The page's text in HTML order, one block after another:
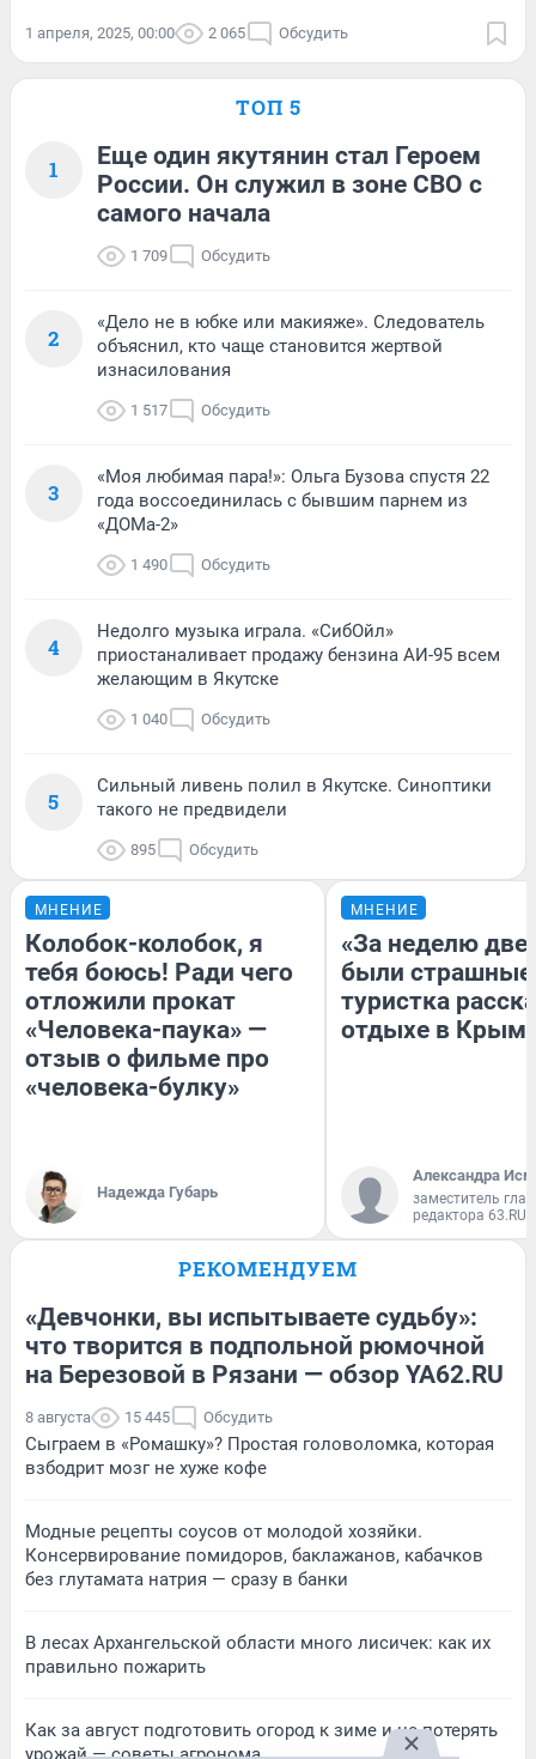
1 апреля, 2025, 00:00 2 065 Обсудить
ТОП 5
1
Еще один якутянин стал Героем
России. Он служил в зоне СВО с
самого начала
1 709 Обсудить
2
«Дело не в юбке или макияже». Следователь
объяснил, кто чаще становится жертвой
изнасилования
1 517 Обсудить
3
«Моя любимая пара!»: Ольга Бузова спустя 22
года воссоединилась с бывшим парнем из
«ДОМа-2»
1 490 Обсудить
4
Недолго музыка играла. «СибОйл»
приостаналивает продажу бензина АИ-95 всем
желающим в Якутске
1 040 Обсудить
5
Сильный ливень полил в Якутске. Синоптики
такого не предвидели
895 Обсудить
МНЕНИЕ
Колобок-колобок, я
тебя боюсь! Ради чего
отложили прокат
«Человека-паука» —
отзыв о фильме про
«человека-булку»
Надежда Губарь
МНЕНИЕ
«За неделю две
были
туристка
отдыхе в
Александра
заместитель
редактора 63.RU
РЕКОМЕНДУЕМ
«Девчонки, вы испытываете судьбу»:
что творится в подпольной рюмочной
на Березовой в Рязани — обзор YA62.RU
8 августа 15 445 Обсудить
Сыграем в «Ромашку»? Простая головоломка, которая
взбодрит мозг не хуже кофе
Модные рецепты соусов от молодой хозяйки.
Консервирование помидоров, баклажанов, кабачков
без глутамата натрия — сразу в банки
В лесах Архангельской области много лисичек: как их
правильно пожарить
Как за август подготовить огород к зиме и не потерять
урожай — советы агронома